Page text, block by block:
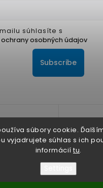
súbory cookie.
vyjadrujete súhlas s ich
informácií tu.
súhlasíte s
osobných údajov
Subscribe
našich služieb používame cookies.
možnostiach nastavenia sa dozviete